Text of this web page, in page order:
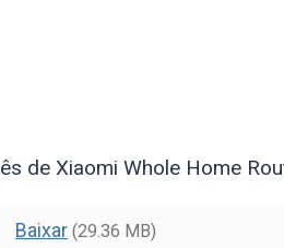
de Xiaomi Whole Home
Baixar (29.36 MB)